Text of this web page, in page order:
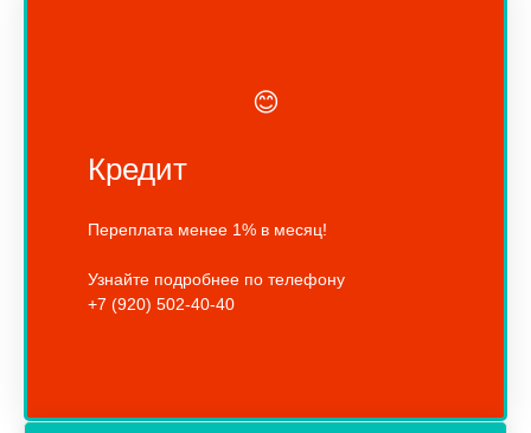
😊
Кредит
Переплата менее 1% в месяц!
Узнайте подробнее по телефону
+7 (920) 502-40-40